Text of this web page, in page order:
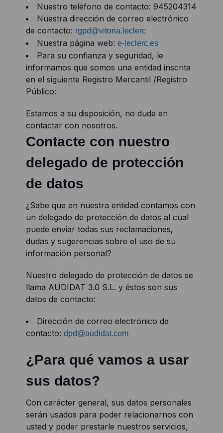
Nuestro teléfono de contacto: 945204314
Nuestra dirección de correo electrónico
de contacto: rgpd@vitoria.leclerc
Nuestra página web: e-leclerc.es
Para su confianza y seguridad, le
informamos que somos una entidad inscrita
en el siguiente Registro Mercantil /Registro
Público:
Estamos a su disposición, no dude en
contactar con nosotros.
Contacte con nuestro
delegado de protección
de datos
¿Sabe que en nuestra entidad contamos con
un delegado de protección de datos al cual
puede enviar todas sus reclamaciones,
dudas y sugerencias sobre el uso de su
información personal?
Nuestro delegado de protección de datos se
llama AUDIDAT 3.0 S.L. y éstos son sus
datos de contacto:
Dirección de correo electrónico de
contacto: dpd@audidat.com
¿Para qué vamos a usar
sus datos?
Con carácter general, sus datos personales
serán usados para poder relacionarnos con
usted y poder prestarle nuestros servicios,